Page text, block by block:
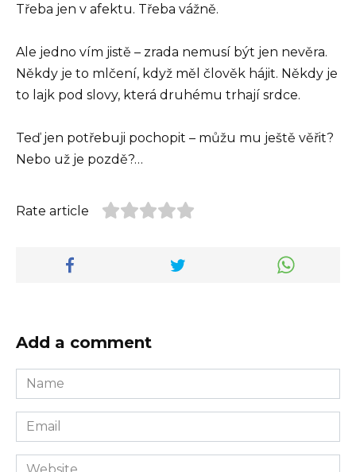
Třeba jen v afektu. Třeba vážně.
Ale jedno vím jistě – zrada nemusí být jen nevěra.
Někdy je to mlčení, když měl člověk hájit. Někdy je
to lajk pod slovy, která druhému trhají srdce.
Teď jen potřebuji pochopit – můžu mu ještě věřit?
Nebo už je pozdě?…
Rate article
Add a comment
Name
*
Email
*
Website